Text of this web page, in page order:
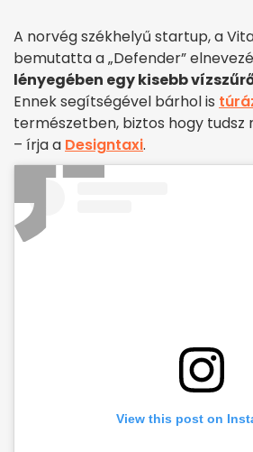
A norvég székhelyű startup, a
bemutatta a „Defender”
lényegében egy kisebb
Ennek segítségével bárhol is
természetben, biztos hogy tudsz
– írja a Designtaxi.
View this post on